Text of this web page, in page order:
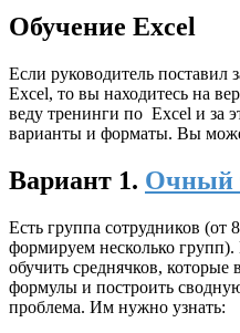
Обучение Excel
Если руководитель поставил
Excel, то вы находитесь на
веду тренинги по Excel и за
варианты и форматы. Вы
Вариант 1. Очный
Есть группа сотрудников
формируем несколько
обучить среднячков, которые
формулы и построить
проблема. Им нужно узнать: